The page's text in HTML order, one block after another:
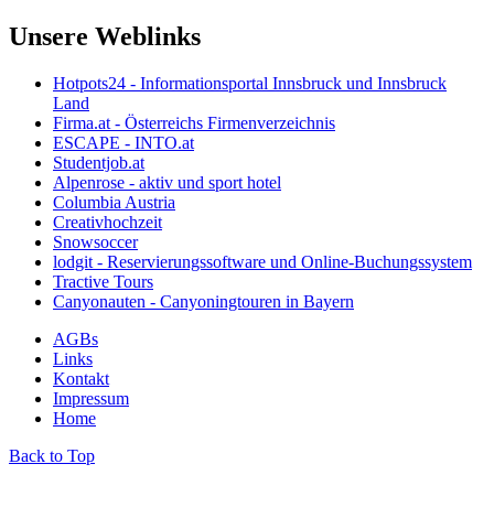
Unsere Weblinks
Hotpots24 - Informationsportal Innsbruck und Innsbruck
Land
Firma.at - Österreichs Firmenverzeichnis
ESCAPE - INTO.at
Studentjob.at
Alpenrose - aktiv und sport hotel
Columbia Austria
Creativhochzeit
Snowsoccer
lodgit - Reservierungssoftware und Online-Buchungssystem
Tractive Tours
Canyonauten - Canyoningtouren in Bayern
AGBs
Links
Kontakt
Impressum
Home
Back to Top